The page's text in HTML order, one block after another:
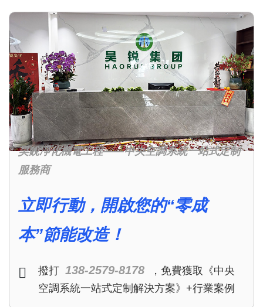
昊銳凈化機電工程——中央空調系統一站式定制
服務商
立即行動，開啟您的“零成
本”節能改造！
撥打 138-2579-8178
，免費獲取《中央
空調系統一站式定制解決方案》+行業案例